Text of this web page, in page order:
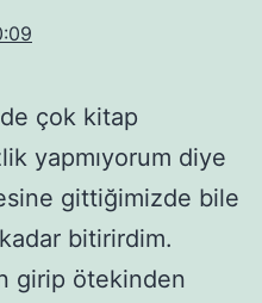
çok kitap
yapmıyorum diye
gittiğimizde bile
bitirirdim.
girip ötekinden